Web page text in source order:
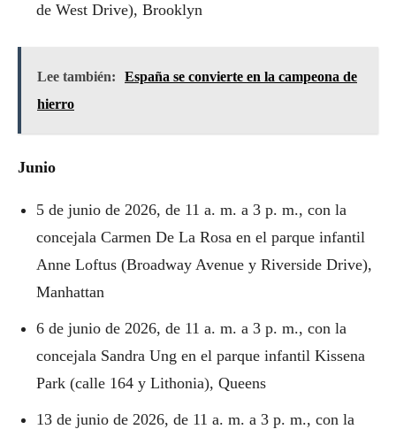
de West Drive), Brooklyn
Lee también:
España se convierte en la campeona de
hierro
Junio
5 de junio de 2026, de 11 a. m. a 3 p. m., con la
concejala Carmen De La Rosa en el parque infantil
Anne Loftus (Broadway Avenue y Riverside Drive),
Manhattan
6 de junio de 2026, de 11 a. m. a 3 p. m., con la
concejala Sandra Ung en el parque infantil Kissena
Park (calle 164 y Lithonia), Queens
13 de junio de 2026, de 11 a. m. a 3 p. m., con la